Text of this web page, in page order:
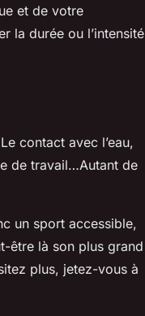
et de votre
la durée ou l’intensité
contact avec l’eau,
de travail…Autant de
un sport accessible,
être là son plus grand
plus, jetez-vous à